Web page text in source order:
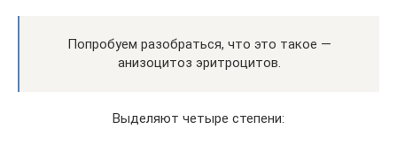
Попробуем разобраться, что это такое —
анизоцитоз эритроцитов.
Выделяют четыре степени: